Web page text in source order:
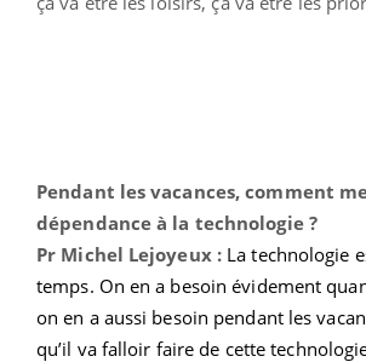
Pendant les vacances, comment
dépendance à la technologie ?
Pr Michel Lejoyeux : La technologie
temps. On en a besoin évidement
on en a aussi besoin pendant les
qu’il va falloir faire de cette